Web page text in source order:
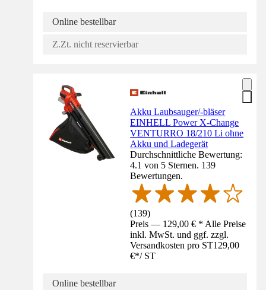
Online bestellbar
Z.Zt. nicht reservierbar
Akku Laubsauger/-bläser
EINHELL Power X-Change
VENTURRO 18/210 Li ohne
Akku und Ladegerät
Durchschnittliche Bewertung:
4.1 von 5 Sternen. 139
Bewertungen.
(139)
Preis — 129,00 € * Alle Preise
inkl. MwSt. und ggf. zzgl.
Versandkosten pro ST129,00
€*/ ST
Online bestellbar